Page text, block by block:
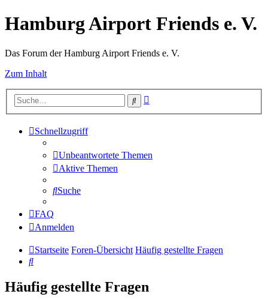
Hamburg Airport Friends e. V.
Das Forum der Hamburg Airport Friends e. V.
Zum Inhalt
Suche
Schnellzugriff
Unbeantwortete Themen
Aktive Themen
Suche
FAQ
Anmelden
Startseite Foren-Übersicht Häufig gestellte Fragen
Suche
Häufig gestellte Fragen